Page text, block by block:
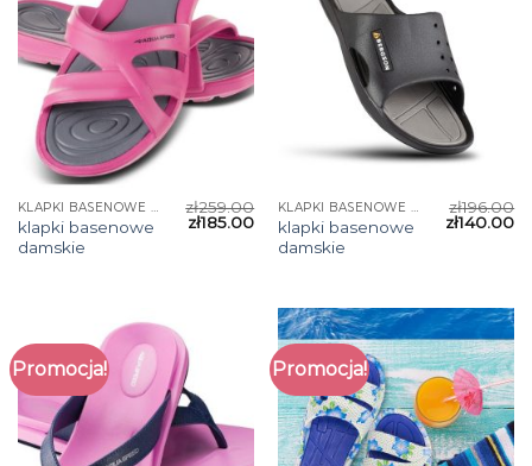
KLAPKI BASENOWE DAMSKIE
klapki basenowe
damskie
zł259.00
zł185.00
KLAPKI BASENOWE DAMSKIE
klapki basenowe
damskie
zł196.00
zł140.00
Promocja! Promocja!